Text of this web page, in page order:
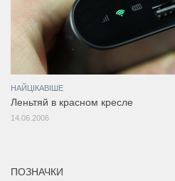
НАЙЦІКАВІШЕ
Леньтяй в красном кресле
14.06.2006
ПОЗНАЧКИ